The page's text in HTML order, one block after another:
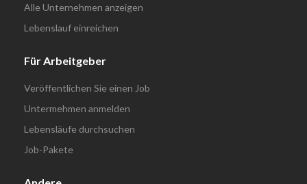
Alle Unternehmen anzeigen
Lebenslauf einreichen
Für Arbeitgeber
Veröffentlichen Sie einen Job
Untermehmen anmelden
Lebensläufe durchsuchen
Job-Pakete